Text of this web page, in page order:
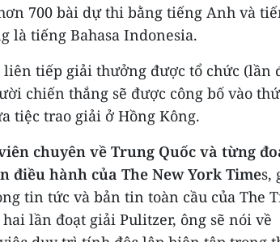
700 bài dự thi bằng tiếng Anh và
là tiếng Bahasa Indonesia.
tiếp giải thưởng được tổ chức (lần
chiến thắng sẽ được công bố vào thứ
tiệc trao giải ở Hồng Kông.
chuyên về Trung Quốc và từng
điều hành của The New York Times,
tin tức và bản tin toàn cầu của The
lần đoạt giải Pulitzer, ông sẽ nói về